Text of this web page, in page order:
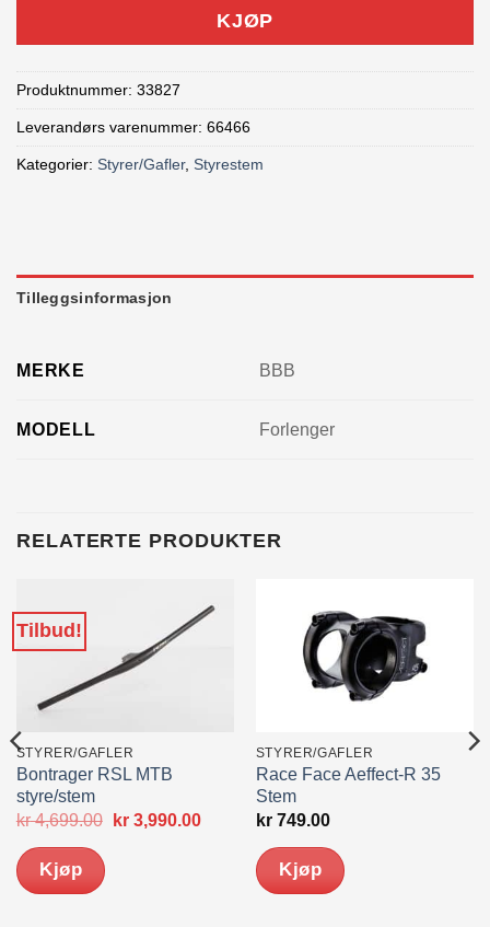
KJØP
Produktnummer: 33827
Leverandørs varenummer: 66466
Kategorier: Styrer/Gafler, Styrestem
Tilleggsinformasjon
MERKE BBB
MODELL Forlenger
RELATERTE PRODUKTER
Tilbud!
STYRER/GAFLER
Bontrager RSL MTB
styre/stem
kr4,699.00
Opprinnelig
kr3,990.00Nåværende
kr 3,990.00.
Kjøp
STYRER/GAFLER
Race Face Aeffect-R 35
Stem
kr749.00
Kjøp